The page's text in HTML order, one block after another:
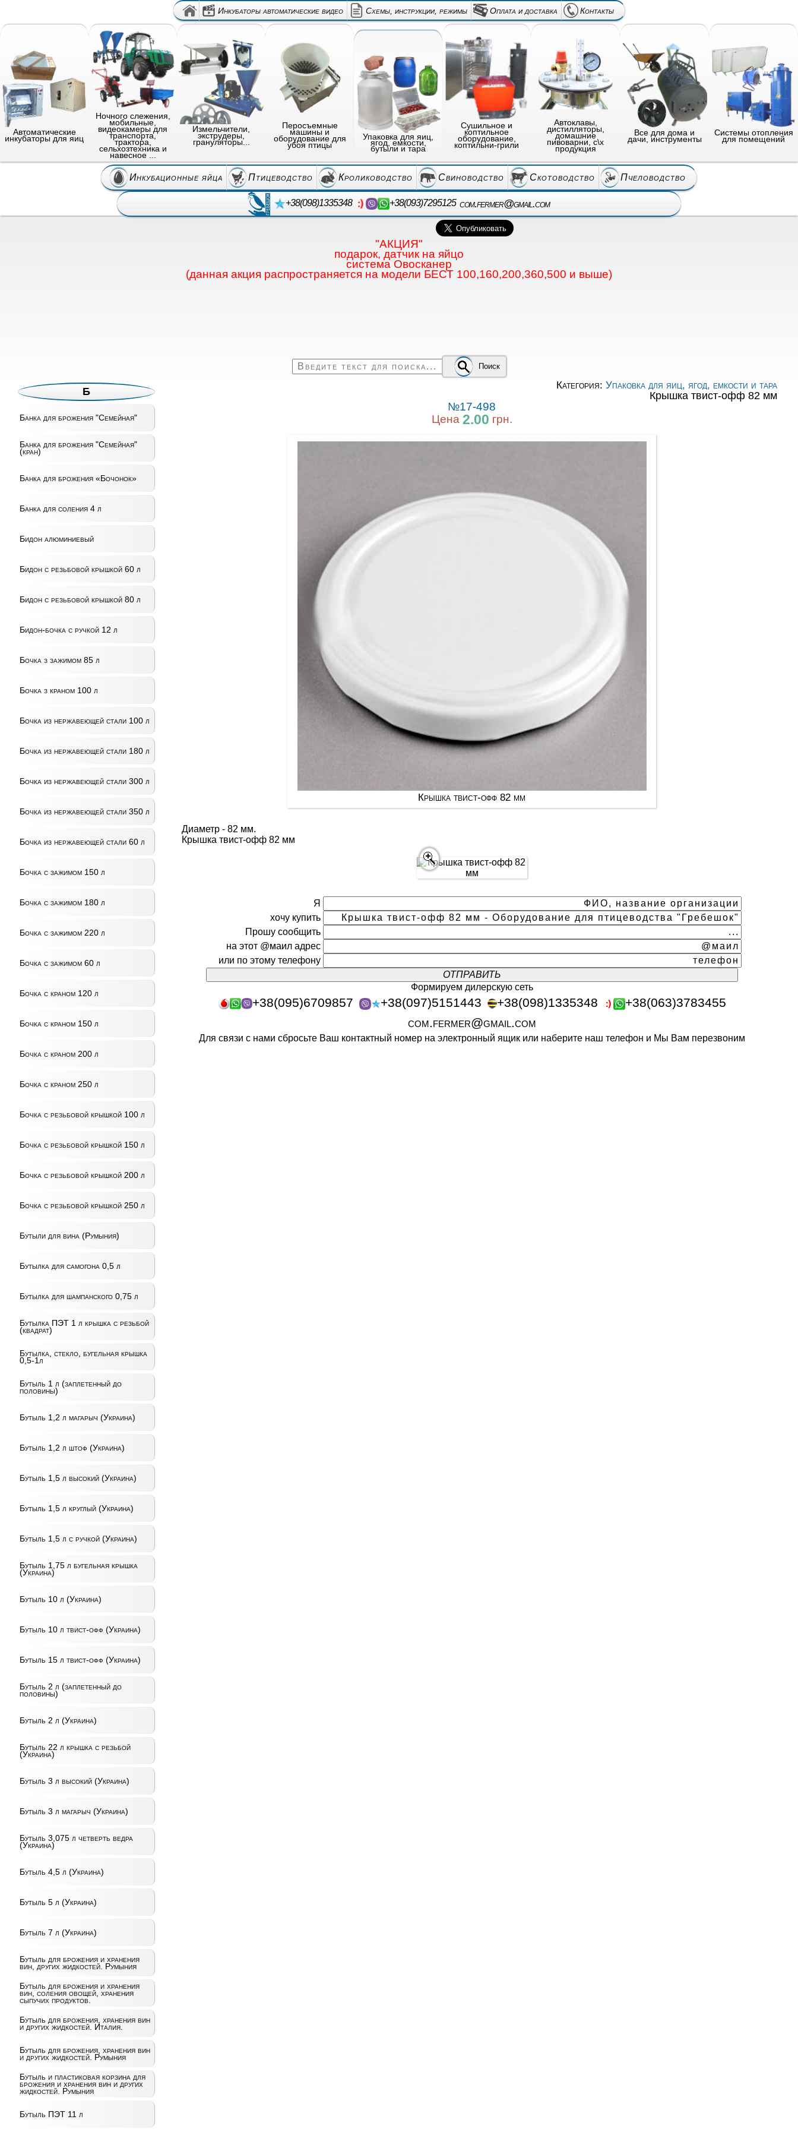
Инкубаторы автоматические видео Схемы, инструкции, режимы Оплата и доставка Контакты
Автоматические
инкубаторы для яиц
Ночного слежения,
мобильные,
видеокамеры для
транспорта,
трактора,
сельхозтехника и
навесное ...
Измельчители,
экструдеры,
грануляторы...
Перосъемные
машины и
оборудование для
убоя птицы
Упаковка для яиц,
ягод, емкости,
бутыли и тара
Сушильное и
коптильное
оборудование,
коптильни-грили
Автоклавы,
дистилляторы,
домашние
пивоварни, с\х
продукция
Все для дома и
дачи, инструменты
Системы отопления
для помещений
Инкубационные яйца Птицеводство Кролиководство Свиноводство Скотоводство Пчеловодство
+38(098)1335348 +38(093)7295125 com.fermer@gmail.com
"АКЦИЯ"
подарок, датчик на яйцо
система Овосканер
(данная акция распространяется на модели БЕСТ 100,160,200,360,500 и выше)
Поиск
Б
Банка для брожения "Семейная"
Банка для брожения "Семейная"
(кран)
Банка для брожения «Бочонок»
Банка для соления 4 л
Бидон алюминиевый
Бидон с резьбовой крышкой 60 л
Бидон с резьбовой крышкой 80 л
Бидон-бочка с ручкой 12 л
Бочка з зажимом 85 л
Бочка з краном 100 л
Бочка из нержавеющей стали 100 л
Бочка из нержавеющей стали 180 л
Бочка из нержавеющей стали 300 л
Бочка из нержавеющей стали 350 л
Бочка из нержавеющей стали 60 л
Бочка с зажимом 150 л
Бочка с зажимом 180 л
Бочка с зажимом 220 л
Бочка с зажимом 60 л
Бочка с краном 120 л
Бочка с краном 150 л
Бочка с краном 200 л
Бочка с краном 250 л
Бочка с резьбовой крышкой 100 л
Бочка с резьбовой крышкой 150 л
Бочка с резьбовой крышкой 200 л
Бочка с резьбовой крышкой 250 л
Бутыли для вина (Румыния)
Бутылка для самогона 0,5 л
Бутылка для шампанского 0,75 л
Бутылка ПЭТ 1 л крышка с резьбой
(квадрат)
Бутылка, стекло, бугельная крышка
0,5-1л
Бутыль 1 л (заплетенный до
половины)
Бутыль 1,2 л магарыч (Украина)
Бутыль 1,2 л штоф (Украина)
Бутыль 1,5 л высокий (Украина)
Бутыль 1,5 л круглый (Украина)
Бутыль 1,5 л с ручкой (Украина)
Бутыль 1,75 л бугельная крышка
(Украина)
Бутыль 10 л (Украина)
Бутыль 10 л твист-офф (Украина)
Бутыль 15 л твист-офф (Украина)
Бутыль 2 л (заплетенный до
половины)
Бутыль 2 л (Украина)
Бутыль 22 л крышка с резьбой
(Украина)
Бутыль 3 л высокий (Украина)
Бутыль 3 л магарыч (Украина)
Бутыль 3,075 л четверть ведра
(Украина)
Бутыль 4,5 л (Украина)
Бутыль 5 л (Украина)
Бутыль 7 л (Украина)
Бутыль для брожения и хранения
вин, других жидкостей. Румыния
Бутыль для брожения и хранения
вин, соления овощей, хранения
сыпучих продуктов.
Бутыль для брожения, хранения вин
и других жидкостей. Италия.
Бутыль для брожения, хранения вин
и других жидкостей. Румыния
Бутыль и пластиковая корзина для
брожения и хранения вин и других
жидкостей. Румыния
Бутыль ПЭТ 11 л
Категория: Упаковка для яиц, ягод, емкости и тара
Крышка твист-офф 82 мм
№17-498
Цена 2.00 грн.
Крышка твист-офф 82 мм
Диаметр - 82 мм.
Крышка твист-офф 82 мм
Я
хочу купить
Прошу сообщить
на этот @маил адрес
или по этому телефону
Формируем дилерскую сеть
+38(095)6709857 +38(097)5151443 +38(098)1335348
+38(063)3783455
com.fermer@gmail.com
Для связи с нами сбросьте Ваш контактный номер на электронный ящик или наберите наш телефон и Мы Вам перезвоним